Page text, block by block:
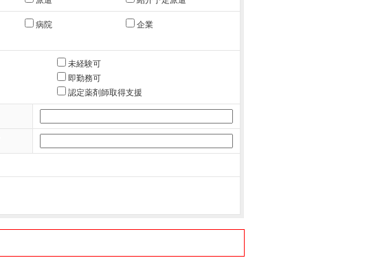
病院
企業
未経験可
即勤務可
認定薬剤師取得支援